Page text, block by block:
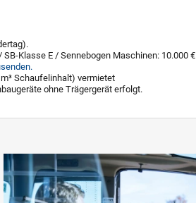
Klasse E / Sennebogen Maschinen: 10.000 €
Schaufelinhalt) vermietet
ohne Trägergerät erfolgt.